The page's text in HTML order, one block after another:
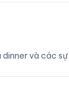
dinner và các